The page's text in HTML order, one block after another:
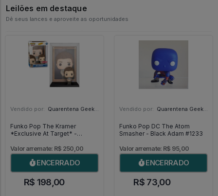
Leilões em destaque
Dê seus lances e aproveite as oportunidades
Vendido por: Quarentena Geek Store - SP
Funko Pop The Kramer
*Exclusive At Target* -
Valor arremate: R$ 250,00
ENCERRADO
R$ 198,00
Vendido por: Quarentena Geek Store - SP
Funko Pop DC The Atom
Smasher - Black Adam #1233
Valor arremate: R$ 95,00
ENCERRADO
R$ 73,00